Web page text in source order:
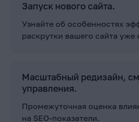
Запуск нового сайта.
Узнайте об особенностях
раскрутки вашего сайта уже
Масштабный редизайн,
управления.
Промежуточная оценка
на SEO-показатели.